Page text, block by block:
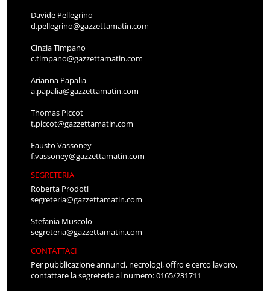
Davide Pellegrino
d.pellegrino@gazzettamatin.com
Cinzia Timpano
c.timpano@gazzettamatin.com
Arianna Papalia
a.papalia@gazzettamatin.com
Thomas Piccot
t.piccot@gazzettamatin.com
Fausto Vassoney
f.vassoney@gazzettamatin.com
SEGRETERIA
Roberta Prodoti
segreteria@gazzettamatin.com
Stefania Muscolo
segreteria@gazzettamatin.com
CONTATTACI
Per pubblicazione annunci, necrologi, offro e cerco lavoro,
contattare la segreteria al numero: 0165/231711